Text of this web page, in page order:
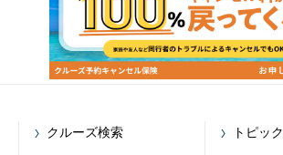
クルーズ検索 トピッ